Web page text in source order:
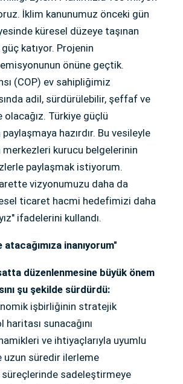
İklim kanunumuz önceki gün
küresel düzeye taşınan
katıyor. Projenin
emisyonunun önüne geçtik.
(COP) ev sahipliğimiz
adil, sürdürülebilir, şeffaf ve
olacağız. Türkiye güçlü
hazırdır. Bu vesileyle
kurucu belgelerinin
paylaşmak istiyorum.
vizyonumuzu daha da
ticaret hacmi hedefimizi daha
ifadelerini kullandı.
inanıyorum"
düzenlenmesine büyük önem
şu şekilde sürdürdü:
işbirliğinin stratejik
sunacağını
ve ihtiyaçlarıyla uyumlu
uzun süredir ilerleme
sadeleştirmeye